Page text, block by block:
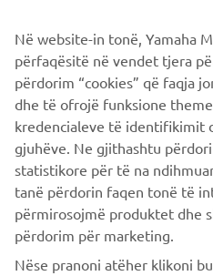
Headquartered in Neuss,
serves customers in all Europe.
www.yamaha-motor-
#DiscoverYamahaRobotics
Në website-in tonë, Yamaha
përfaqësitë në vendet tjera
përdorim “cookies” që faqja
dhe të ofrojë funksione
kredencialeve të identifikimit
gjuhëve. Ne gjithashtu
statistikore për të na
tanë përdorin faqen tonë të
përmirosojmë produktet dhe
përdorim për marketing.
Nëse pranoni atëher klikoni